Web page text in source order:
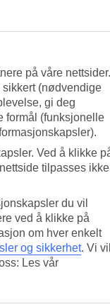
mer.
på våre nettsider.
(nødvendige
gi deg
formål (funksjonelle
Ved å klikke
tilpasses ikke
du vil
ved å klikke på
om hver enkelt
og sikkerhet. Vi vil
Les vår